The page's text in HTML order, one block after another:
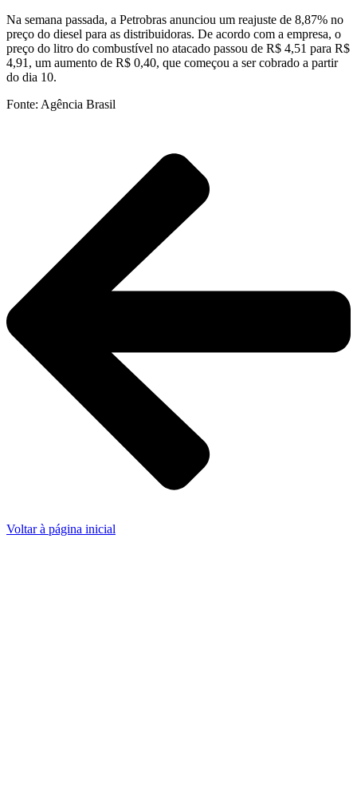
Na semana passada, a Petrobras anunciou um reajuste de 8,87% no
preço do diesel para as distribuidoras. De acordo com a empresa, o
preço do litro do combustível no atacado passou de R$ 4,51 para R$
4,91, um aumento de R$ 0,40, que começou a ser cobrado a partir
do dia 10.
Fonte: Agência Brasil
Voltar à página inicial